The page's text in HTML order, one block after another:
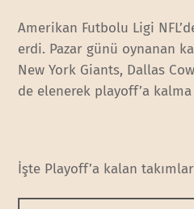
Amerikan Futbolu Ligi
erdi. Pazar günü oynanan
New York Giants, Dallas
de elenerek playoff’a kalma
İşte Playoff’a kalan takımlar